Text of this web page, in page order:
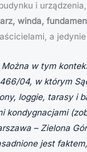
i urządzenia,
winda,
a
w tym
04, w którym
loggie, tarasy i
– Zielona
jest